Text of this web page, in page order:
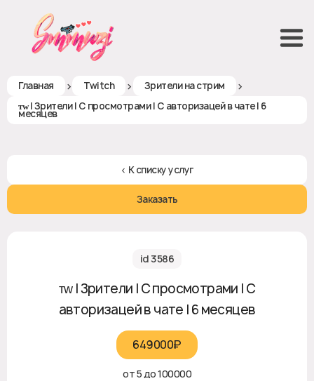
Главная > Twitch > Зрители на стрим >
ᴛᴡ | Зрители | С просмотрами | С авторизацей в чате | 6
месяцев
< К списку услуг
Заказать
id 3586
ᴛᴡ | Зрители | С просмотрами | С
авторизацей в чате | 6 месяцев
649000₽‎
от 5 до 100000